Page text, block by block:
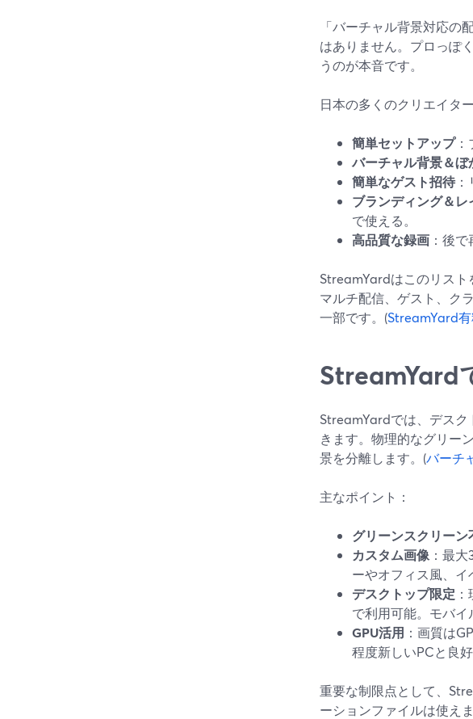
「バーチャル背景対応
はありません。プロっぽ
うのが本音です。
日本の多くのクリエイタ
簡単セットアップ：
バーチャル背景＆ぼ
簡単なゲスト招待
ブランディング＆レ
で使える。
高品質な録画 ：後
StreamYardはこのリスト
マルチ配信、ゲスト、ク
一部です。(StreamYard
StreamYard
StreamYardでは、デス
きます。物理的なグリー
景を分離します。(バーチ
主なポイント：
グリーンスクリーン
カスタム画像 ：最
ーやオフィス風、
デスクトップ限定
で利用可能。モバ
GPU活用 ：画質は
程度新しいPCと良
重要な制限点として、
ーションファイルは使え